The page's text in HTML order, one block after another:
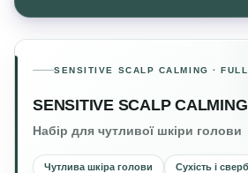
SENSITIVE SCALP CALMING · FULL
SENSITIVE SCALP
Набір для чутливої шкіри голови
Чутлива шкіра голови Сухість і